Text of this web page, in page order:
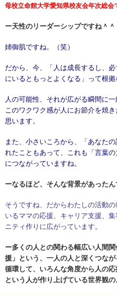
母校立命館大学愛知県校友会年次総会
ー天性のリーダーシップですね＾＾
姉御肌ですね。（笑）
だから、今、「人は成長するし、
にいるともっとよくなる」って根
人の可能性、それが広がる瞬間に一
このワクワク感が人にお節介を焼
思います。
また、小さいころから、「あなた
れたこともあって、これも「言葉
につながっていますね。
ーなるほど、そんな背景があったん
そうですね、だからわたしの活動
いるママの応援、キャリア支援、
ニティ作りに広がっています。
ー多くの人との関わる幅広い人間
援」という、一人の人と深くつな
循環して、いろんな角度から人の
という人が作り上げている世界観の